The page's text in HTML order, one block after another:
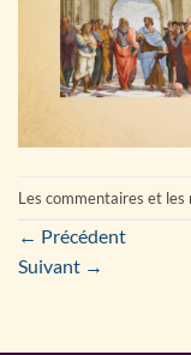
Les commentaires et
← Précédent
Suivant →